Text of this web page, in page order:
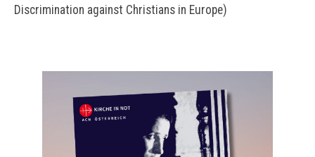
Discrimination against Christians in Europe)